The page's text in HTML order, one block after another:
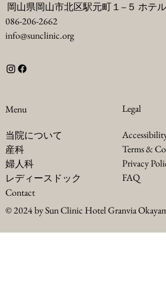
Menu
当院について
産科
婦人科
レディースドック
Contact
Legal
Terms &
Privacy
FAQ
岡山県岡山市北区駅元町１−５ ホテ
086-206-2662
info@sunclinic.org
© 2024 by Sun Clinic Hotel Granvia